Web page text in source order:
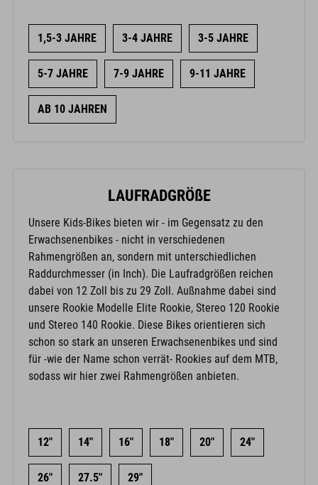
1,5-3 JAHRE 3-4 JAHRE 3-5 JAHRE
5-7 JAHRE 7-9 JAHRE 9-11 JAHRE
AB 10 JAHREN
LAUFRADGRÖßE
Unsere Kids-Bikes bieten wir - im Gegensatz zu den
Erwachsenenbikes - nicht in verschiedenen
Rahmengrößen an, sondern mit unterschiedlichen
Raddurchmesser (in Inch). Die Laufradgrößen reichen
dabei von 12 Zoll bis zu 29 Zoll. Außnahme dabei sind
unsere Rookie Modelle Elite Rookie, Stereo 120 Rookie
und Stereo 140 Rookie. Diese Bikes orientieren sich
schon so stark an unseren Erwachsenenbikes und sind
für -wie der Name schon verrät- Rookies auf dem MTB,
sodass wir hier zwei Rahmengrößen anbieten.
12" 14" 16" 18" 20" 24"
26" 27.5" 29"